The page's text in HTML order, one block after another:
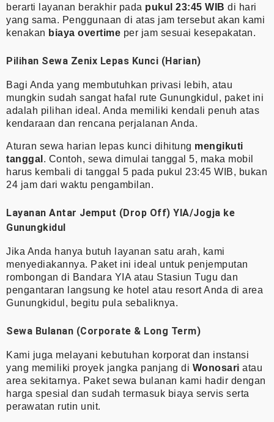
berarti layanan berakhir pada pukul 23:45 WIB di hari
yang sama. Penggunaan di atas jam tersebut akan kami
kenakan biaya overtime per jam sesuai kesepakatan.
Pilihan Sewa Zenix Lepas Kunci (Harian)
Bagi Anda yang membutuhkan privasi lebih, atau
mungkin sudah sangat hafal rute Gunungkidul, paket ini
adalah pilihan ideal. Anda memiliki kendali penuh atas
kendaraan dan rencana perjalanan Anda.
Aturan sewa harian lepas kunci dihitung mengikuti
tanggal . Contoh, sewa dimulai tanggal 5, maka mobil
harus kembali di tanggal 5 pada pukul 23:45 WIB, bukan
24 jam dari waktu pengambilan.
Layanan Antar Jemput (Drop Off) YIA/Jogja ke
Gunungkidul
Jika Anda hanya butuh layanan satu arah, kami
menyediakannya. Paket ini ideal untuk penjemputan
rombongan di Bandara YIA atau Stasiun Tugu dan
pengantaran langsung ke hotel atau resort Anda di area
Gunungkidul, begitu pula sebaliknya.
Sewa Bulanan (Corporate & Long Term)
Kami juga melayani kebutuhan korporat dan instansi
yang memiliki proyek jangka panjang di Wonosari atau
area sekitarnya. Paket sewa bulanan kami hadir dengan
harga spesial dan sudah termasuk biaya servis serta
perawatan rutin unit.